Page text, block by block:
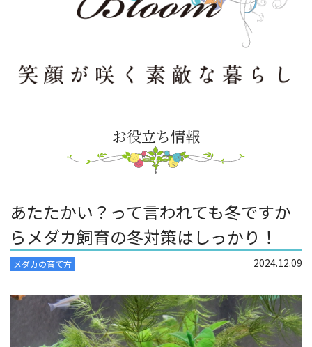
お役立ち情報
あたたかい？って言われても冬ですか
らメダカ飼育の冬対策はしっかり！
メダカの育て方 2024.12.09